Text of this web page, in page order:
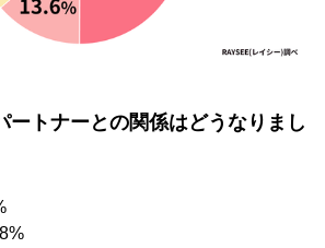
ートナーとの関係はどうなりまし